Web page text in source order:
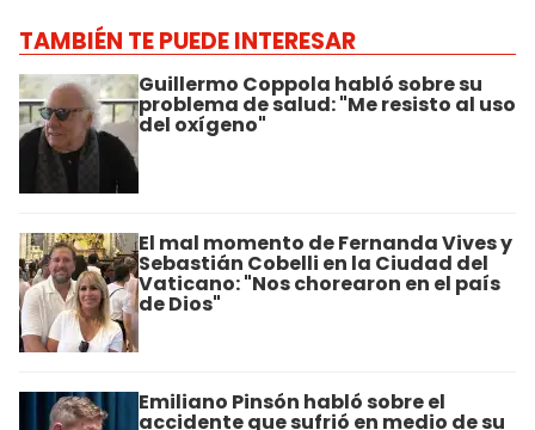
TAMBIÉN TE PUEDE INTERESAR
Guillermo Coppola habló sobre su
problema de salud: "Me resisto al uso
del oxígeno"
El mal momento de Fernanda Vives y
Sebastián Cobelli en la Ciudad del
Vaticano: "Nos chorearon en el país
de Dios"
Emiliano Pinsón habló sobre el
accidente que sufrió en medio de su